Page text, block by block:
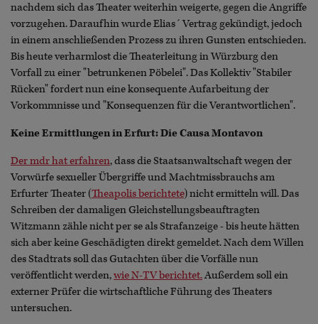
nachdem sich das Theater weiterhin weigerte, gegen die Angriffe
vorzugehen. Daraufhin wurde Elias´ Vertrag gekündigt, jedoch
in einem anschließenden Prozess zu ihren Gunsten entschieden.
Bis heute verharmlost die Theaterleitung in Würzburg den
Vorfall zu einer "betrunkenen Pöbelei". Das Kollektiv "Stabiler
Rücken" fordert nun eine konsequente Aufarbeitung der
Vorkommnisse und "Konsequenzen für die Verantwortlichen".
Keine Ermittlungen in Erfurt: Die Causa Montavon
Der mdr hat erfahren, dass die Staatsanwaltschaft wegen der
Vorwürfe sexueller Übergriffe und Machtmissbrauchs am
Erfurter Theater (Theapolis berichtete) nicht ermitteln will. Das
Schreiben der damaligen Gleichstellungsbeauftragten
Witzmann zähle nicht per se als Strafanzeige - bis heute hätten
sich aber keine Geschädigten direkt gemeldet. Nach dem Willen
des Stadtrats soll das Gutachten über die Vorfälle nun
veröffentlicht werden,wie N-TV berichtet.Außerdem soll ein
externer Prüfer die wirtschaftliche Führung des Theaters
untersuchen.